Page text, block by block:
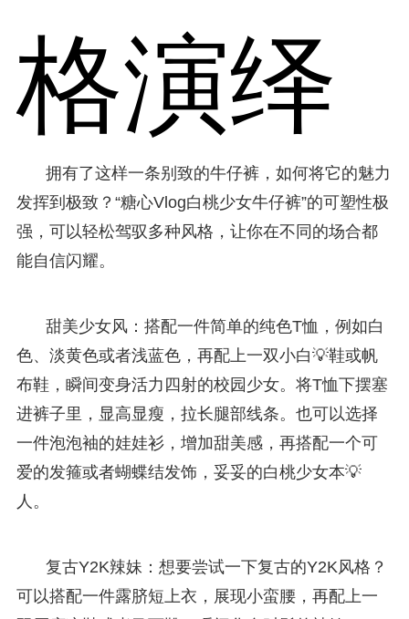
格演绎
拥有了这样一条别致的牛仔裤，如何将它的魅力
发挥到极致？“糖心Vlog白桃少女牛仔裤”的可塑性极
强，可以轻松驾驭多种风格，让你在不同的场合都
能自信闪耀。
甜美少女风：搭配一件简单的纯色T恤，例如白
色、淡黄色或者浅蓝色，再配上一双小白💡鞋或帆
布鞋，瞬间变身活力四射的校园少女。将T恤下摆塞
进裤子里，显高显瘦，拉长腿部线条。也可以选择
一件泡泡袖的娃娃衫，增加甜美感，再搭配一个可
爱的发箍或者蝴蝶结发饰，妥妥的白桃少女本💡
人。
复古Y2K辣妹：想要尝试一下复古的Y2K风格？
可以搭配一件露脐短上衣，展现小蛮腰，再配上一